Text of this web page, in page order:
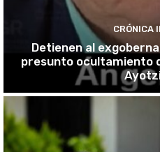
CRÓNICA
Detienen al
presunto ocultamiento